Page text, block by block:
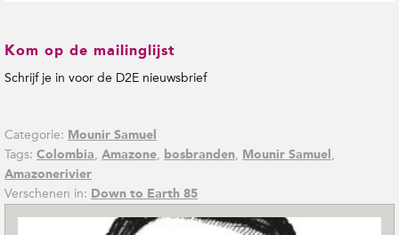
Kom op de mailinglijst
Schrijf je in voor de D2E nieuwsbrief
Categorie: Mounir Samuel
Tags: Colombia, Amazone, bosbranden, Mounir Samuel ,
Amazonerivier
Verschenen in: Down to Earth 85